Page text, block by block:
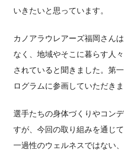
いきたいと思っています。
カノアラウレアーズ福岡さん
なく、地域やそこに暮らす人
されていると聞きました。第
ログラムに参画していただきま
選手たちの身体づくりやコン
すが、今回の取り組みを通じ
一過性のウェルネスではない